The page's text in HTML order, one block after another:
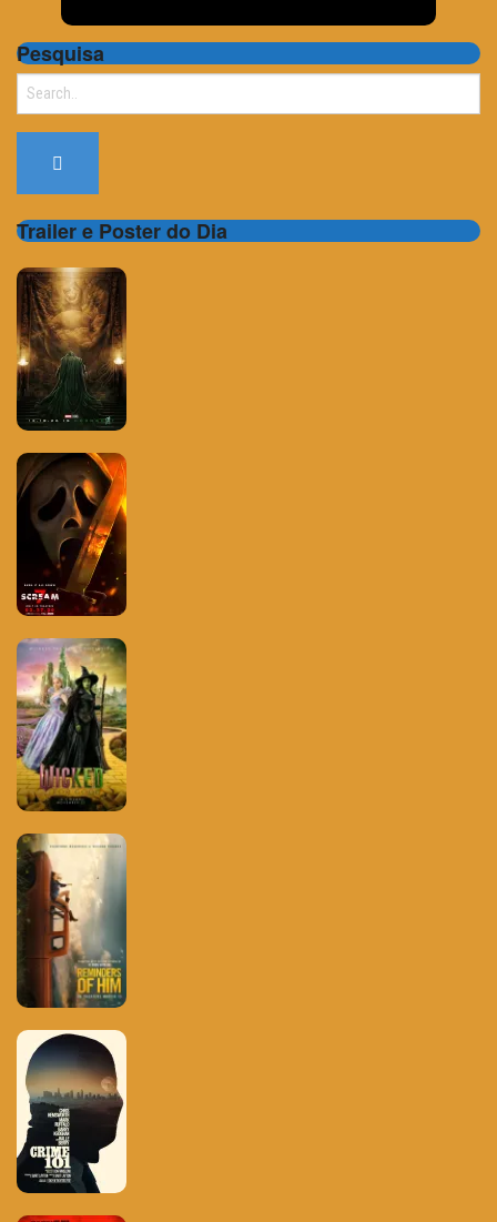
Pesquisa
Search
Trailer e Poster do Dia